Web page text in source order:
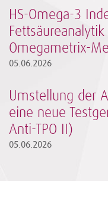
HS-Omega-3
Omegametrix-
05.06.2026
Umstellung der
eine neue
Anti-TPO II)
05.06.2026